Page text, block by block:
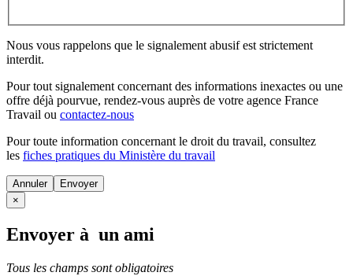
Nous vous rappelons que le signalement abusif est strictement
interdit.
Pour tout signalement concernant des informations inexactes ou une
offre déjà pourvue, rendez-vous auprès de votre agence France
Travail ou contactez-nous
Pour toute information concernant le droit du travail, consultez
les fiches pratiques du Ministère du travail
Annuler
×
Envoyer à un ami
Tous les champs sont obligatoires